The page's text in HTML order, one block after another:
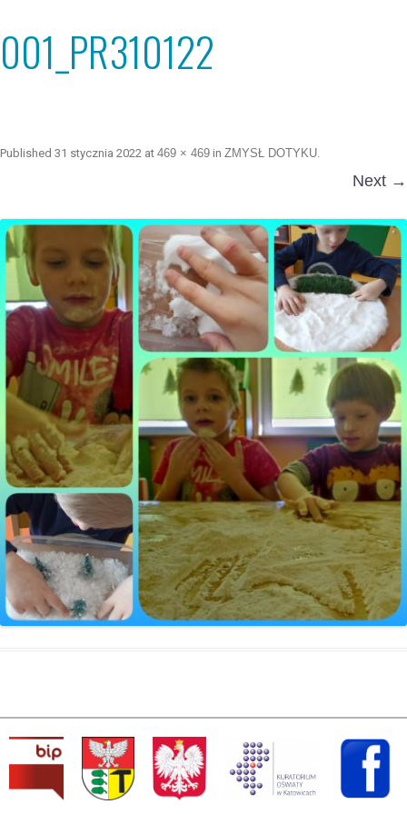
001_PR310122
Published 31 stycznia 2022 at 469 × 469 in ZMYSŁ DOTYKU.
Next →